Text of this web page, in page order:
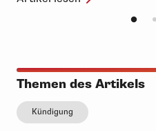
Themen des Artikels
Kündigung